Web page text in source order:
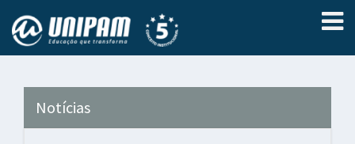
Notícias